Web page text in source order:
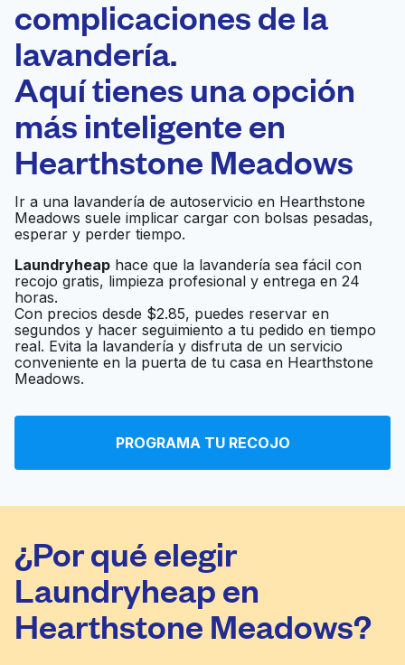
Programa tu recogida
0 min
Recojo y entrega
casa
Abierto 24/7
Cleaning
Ir al sitio web
Friend's Washateria Ir al sitio web
North Eldridge
Washateria
Ir al sitio web
complicaciones de la
lavandería.
Aquí tienes una opción
más inteligente en
Hearthstone Meadows
Ir a una lavandería de autoservicio en Hearthstone
Meadows suele implicar cargar con bolsas pesadas,
esperar y perder tiempo.
Laundryheap hace que la lavandería sea fácil con
recojo gratis, limpieza profesional y entrega en 24
horas.
Con precios desde $2.85, puedes reservar en
segundos y hacer seguimiento a tu pedido en tiempo
real. Evita la lavandería y disfruta de un servicio
conveniente en la puerta de tu casa en Hearthstone
Meadows.
PROGRAMA TU RECOJO
¿Por qué elegir
Laundryheap en
Hearthstone Meadows?